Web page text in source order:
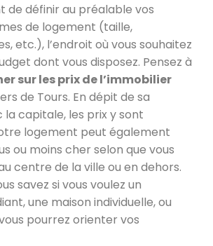
de définir au préalable vos
de logement (taille,
etc.), l’endroit où vous souhaitez
dont vous disposez. Pensez à
sur les prix de l’immobilier
de Tours. En dépit de sa
capitale, les prix y sont
logement peut également
ou moins cher selon que vous
centre de la ville ou en dehors.
savez si vous voulez un
une maison individuelle, ou
pourrez orienter vos